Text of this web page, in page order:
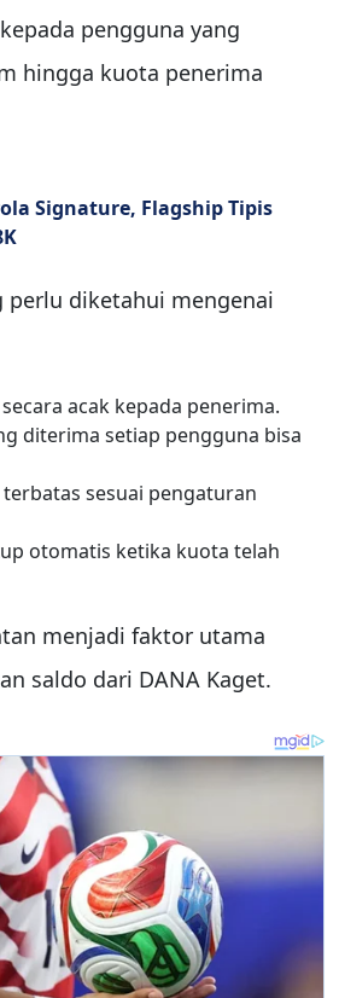
pengguna yang
hingga kuota penerima
Signature, Flagship Tipis
perlu diketahui mengenai
acak kepada penerima.
diterima setiap pengguna bisa
sesuai pengaturan
otomatis ketika kuota telah
menjadi faktor utama
saldo dari DANA Kaget.